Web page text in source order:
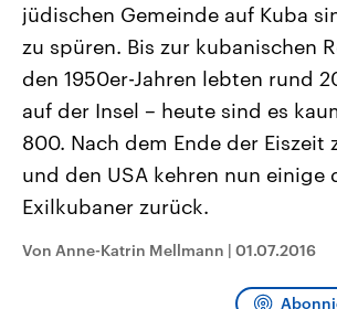
Landtagswahl Sachsen-Anhalt
2026
Alle Informationen
Sachsen-Anhalt wählt am 6.
September 2026 einen neuen
Bundesland von einer Koalition aus
Umfragen, Prognosen,
und Hintergründe zu den Parteien
und Kandidaten der anstehenden
USA
mit
Sendungen Programm
jüdischen Gemeinde auf Kuba
zu spüren. Bis zur kubanischen
den 1950er-Jahren lebten rund
auf der Insel – heute sind es
800. Nach dem Ende der Eiszeit
und den USA kehren nun einige
Exilkubaner zurück.
Von Anne-Katrin Mellmann | 01.07.2016